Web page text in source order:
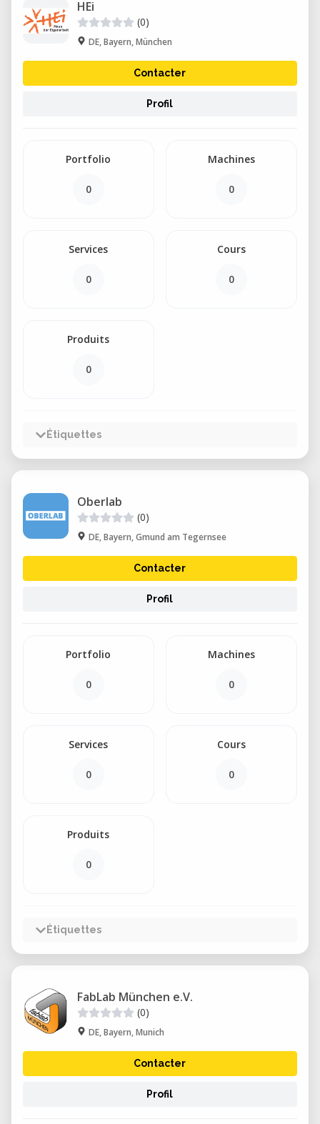
HEi
(0)
DE, Bayern, München
Contacter
Profil
Portfolio
0
Machines
0
Services
0
Cours
0
Produits
0
Étiquettes
Oberlab
(0)
DE, Bayern, Gmund am Tegernsee
Contacter
Profil
Portfolio
0
Machines
0
Services
0
Cours
0
Produits
0
Étiquettes
FabLab München e.V.
(0)
DE, Bayern, Munich
Contacter
Profil